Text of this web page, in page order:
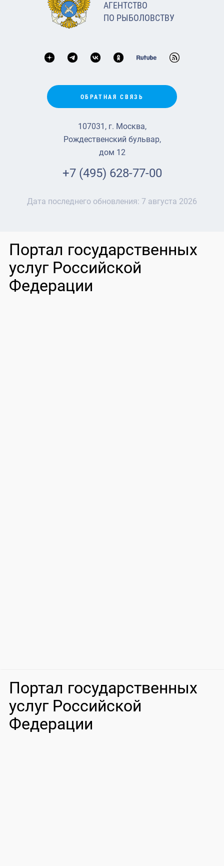
АГЕНТСТВО
ПО РЫБОЛОВСТВУ
ОБРАТНАЯ СВЯЗЬ
107031, г. Москва,
Рождественский бульвар,
дом 12
+7 (495) 628-77-00
Дата последнего обновления: 7 августа 2026
Портал государственных
услуг Российской
Федерации
Портал государственных
услуг Российской
Федерации